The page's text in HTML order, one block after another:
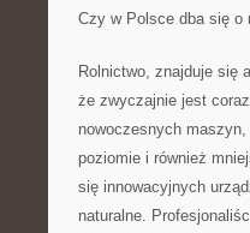
Czy w Polsce dba się o
Rolnictwo, znajduje się
że zwyczajnie jest
nowoczesnych
poziomie i również
się innowacyjnych
naturalne.